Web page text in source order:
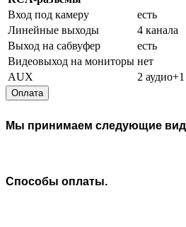
Вход под камеру
есть
Линейные выходы
4 канала
Выход на сабвуфер
есть
Видеовыход на мониторы нет
AUX
2
Оплата
Мы принимаем следующие
Способы оплаты.